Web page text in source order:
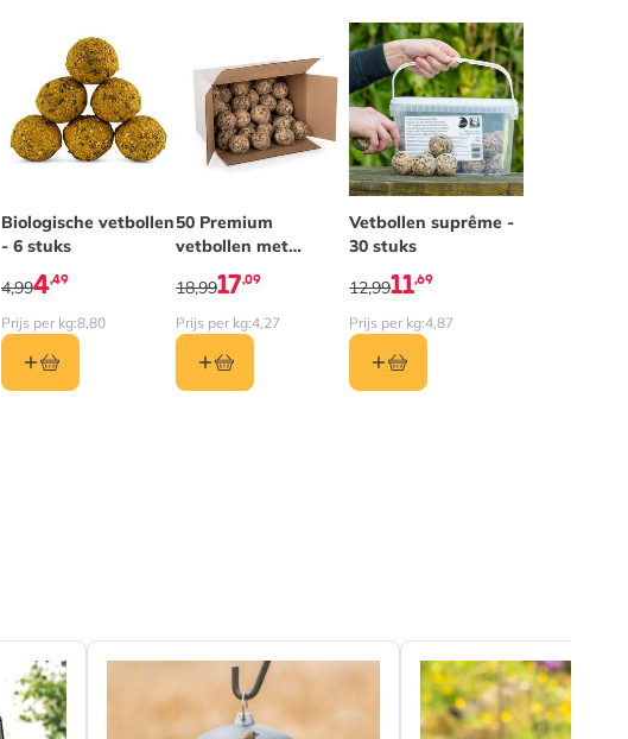
Biologische vetbollen
- 6 stuks
4,49
4,99
Prijs per kg:8,80
50 Premium
vetbollen met
meelwormen
17,09
18,99
Prijs per kg:4,27
Vetbollen suprême -
30 stuks
11,69
12,99
Prijs per kg:4,87